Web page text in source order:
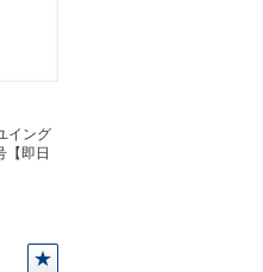
イング
【即日